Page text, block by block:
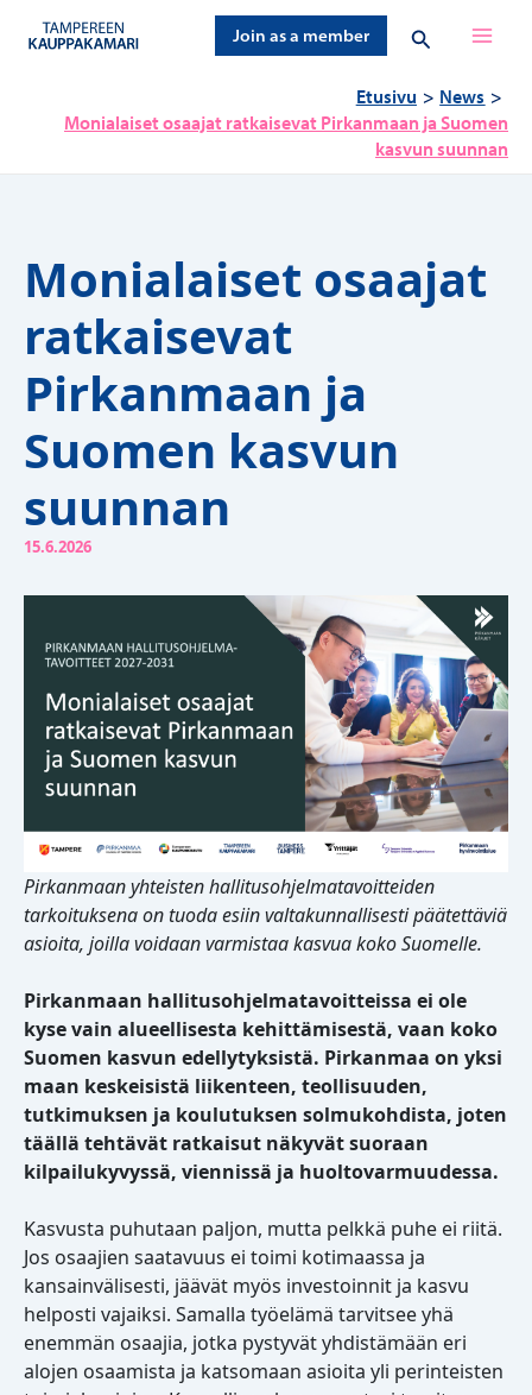
sisältöön
Join as a member Hae
Etusivu
News
Monialaiset osaajat ratkaisevat Pirkanmaan ja Suomen
kasvun suunnan
Monialaiset osaajat
ratkaisevat
Pirkanmaan ja
Suomen kasvun
suunnan
15.6.2026
Pirkanmaan yhteisten hallitusohjelmatavoitteiden
tarkoituksena on tuoda esiin valtakunnallisesti päätettäviä
asioita, joilla voidaan varmistaa kasvua koko Suomelle.
Pirkanmaan hallitusohjelmatavoitteissa ei ole
kyse vain alueellisesta kehittämisestä, vaan koko
Suomen kasvun edellytyksistä. Pirkanmaa on yksi
maan keskeisistä liikenteen, teollisuuden,
tutkimuksen ja koulutuksen solmukohdista, joten
täällä tehtävät ratkaisut näkyvät suoraan
kilpailukyvyssä, viennissä ja huoltovarmuudessa.
Kasvusta puhutaan paljon, mutta pelkkä puhe ei riitä.
Jos osaajien saatavuus ei toimi kotimaassa ja
kansainvälisesti, jäävät myös investoinnit ja kasvu
helposti vajaiksi. Samalla työelämä tarvitsee yhä
enemmän osaajia, jotka pystyvät yhdistämään eri
alojen osaamista ja katsomaan asioita yli perinteisten